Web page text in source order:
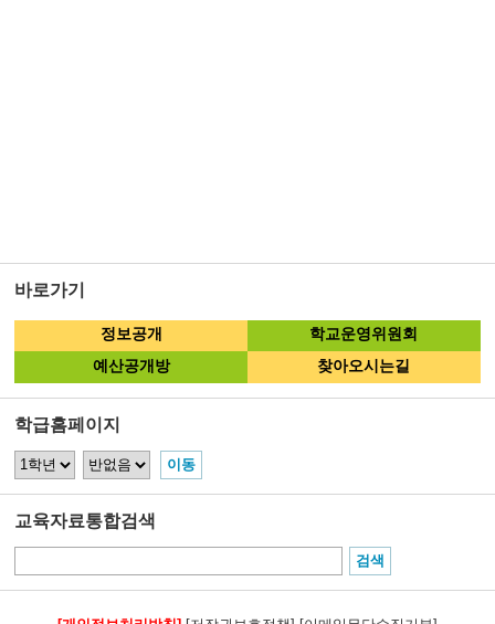
바로가기
정보공개
학교운영위원회
예산공개방
찾아오시는길
학급홈페이지
교육자료통합검색